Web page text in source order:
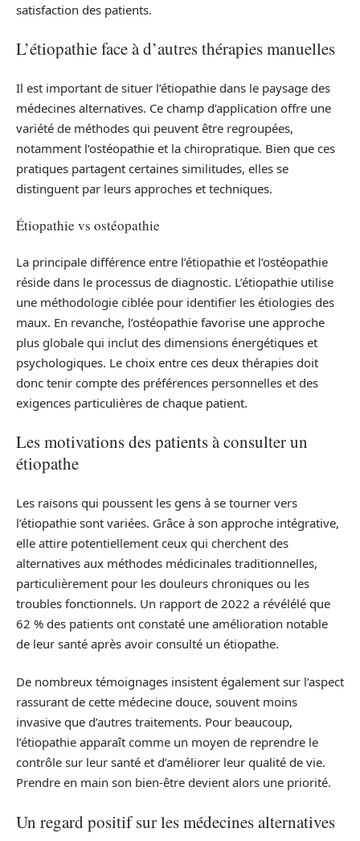
satisfaction des patients.
L’étiopathie face à d’autres thérapies manuelles
Il est important de situer l’étiopathie dans le paysage des
médecines alternatives. Ce champ d’application offre une
variété de méthodes qui peuvent être regroupées,
notamment l’ostéopathie et la chiropratique. Bien que ces
pratiques partagent certaines similitudes, elles se
distinguent par leurs approches et techniques.
Étiopathie vs ostéopathie
La principale différence entre l’étiopathie et l’ostéopathie
réside dans le processus de diagnostic. L’étiopathie utilise
une méthodologie ciblée pour identifier les étiologies des
maux. En revanche, l’ostéopathie favorise une approche
plus globale qui inclut des dimensions énergétiques et
psychologiques. Le choix entre ces deux thérapies doit
donc tenir compte des préférences personnelles et des
exigences particulières de chaque patient.
Les motivations des patients à consulter un
étiopathe
Les raisons qui poussent les gens à se tourner vers
l’étiopathie sont variées. Grâce à son approche intégrative,
elle attire potentiellement ceux qui cherchent des
alternatives aux méthodes médicinales traditionnelles,
particulièrement pour les douleurs chroniques ou les
troubles fonctionnels. Un rapport de 2022 a révélélé que
62 % des patients ont constaté une amélioration notable
de leur santé après avoir consulté un étiopathe.
De nombreux témoignages insistent également sur l’aspect
rassurant de cette médecine douce, souvent moins
invasive que d’autres traitements. Pour beaucoup,
l’étiopathie apparaît comme un moyen de reprendre le
contrôle sur leur santé et d’améliorer leur qualité de vie.
Prendre en main son bien-être devient alors une priorité.
Un regard positif sur les médecines alternatives